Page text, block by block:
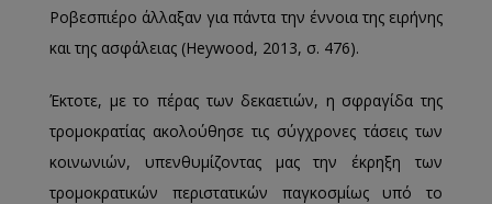
Ροβεσπιέρο άλλαξαν για πάντα την έννοια της ειρήνης
και της ασφάλειας (Heywood, 2013, σ. 476).
Έκτοτε, με το πέρας των δεκαετιών, η σφραγίδα της
τρομοκρατίας ακολούθησε τις σύγχρονες τάσεις των
κοινωνιών, υπενθυμίζοντας μας την έκρηξη των
τρομοκρατικών περιστατικών παγκοσμίως υπό το